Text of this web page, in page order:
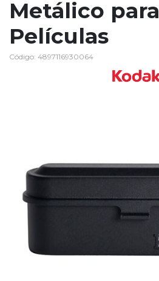
Metálico para
Películas
Código: 4897116930064